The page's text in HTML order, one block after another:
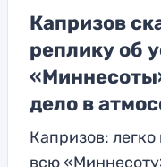
Капризов
реплику об
дело в
Капризов: легко
всю